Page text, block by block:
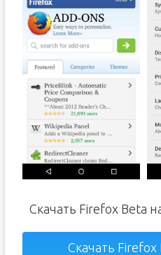
Скачать Firefox Beta
Скачать Firefox